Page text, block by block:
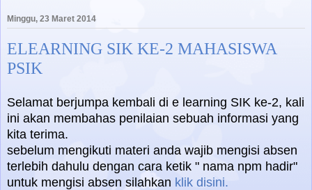
Minggu, 23 Maret 2014
ELEARNING SIK KE-2 MAHASISWA
PSIK
Selamat berjumpa kembali di e learning SIK ke-2, kali
ini akan membahas penilaian sebuah informasi yang
kita terima.
sebelum mengikuti materi anda wajib mengisi absen
terlebih dahulu dengan cara ketik " nama npm hadir"
untuk mengisi absen silahkan klik disini.